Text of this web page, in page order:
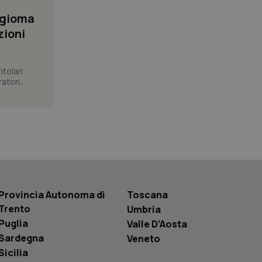
Autonoma di
Toscana
Umbria
Valle D’Aosta
Veneto
incorporati
del sito web sta
di
la gestione